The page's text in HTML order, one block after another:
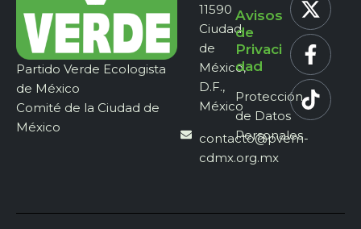
Partido Verde Ecologista
de México
Comité de la Ciudad de
México
11590
Ciudad
de
México,
D.F.,
México
contacto@pvem-
cdmx.org.mx
Avisos
de
Privaci
dad
Protección
de Datos
Personales